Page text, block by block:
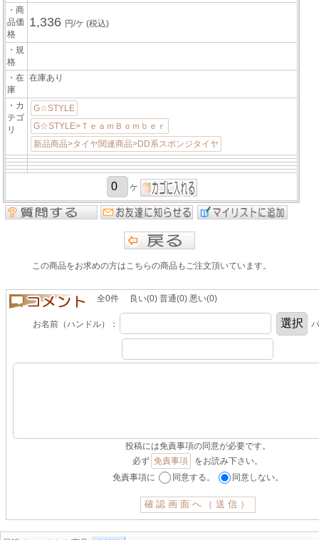
・商
品価
格
1,336 円/ケ(税込)
・規
格
・在
庫
在庫あり
・カ
テゴ
リ
G☆STYLE
G☆STYLE>ＴｅａｍＢｏｍｂｅｒ
新品商品>タイヤ関連商品>DD系スポンジタイヤ
ケ
この商品をお求めの方はこちらの商品もご注文頂いています。
全0件 良い(0) 普通(0) 悪い(0)
お名前（ハンドル）：
投稿には免責事項の同意が必要です。
必ず 免責事項
をお読み下さい。
免責事項に
同意する。 同意しない。